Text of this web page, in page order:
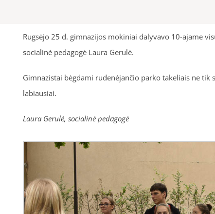
Rugsėjo 25 d. gimnazijos mokiniai dalyvavo 10-ajame
socialinė pedagogė Laura Gerulė.
Gimnazistai bėgdami rudenėjančio parko takeliais ne
labiausiai.
Laura Gerulė, socialinė pedagogė